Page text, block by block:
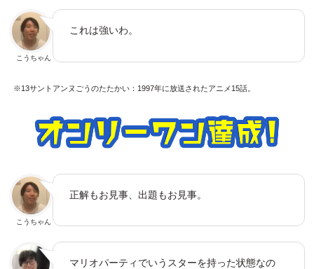
こうちゃん
これは強いわ。
※13サントアンヌごうのたたかい：1997年に放送されたアニメ15話。
こうちゃん
正解もお見事、出題もお見事。
マリオパーティでいうスターを持った状態なの